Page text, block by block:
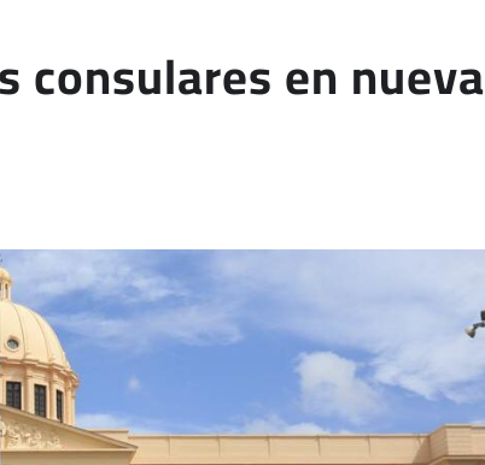
consulares en nueva